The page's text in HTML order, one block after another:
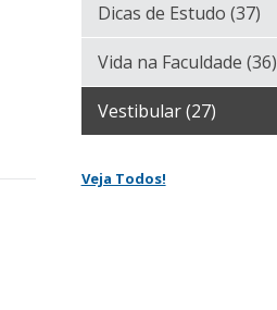
Dicas de Estudo (37)
Vida na Faculdade (36)
Vestibular(27)
Veja Todos!